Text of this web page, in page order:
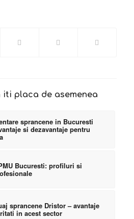
iti placa de asemenea
sprancene in Bucuresti
si dezavantaje pentru
Bucuresti: profiluri si
sprancene Dristor – avantaje
in acest sector